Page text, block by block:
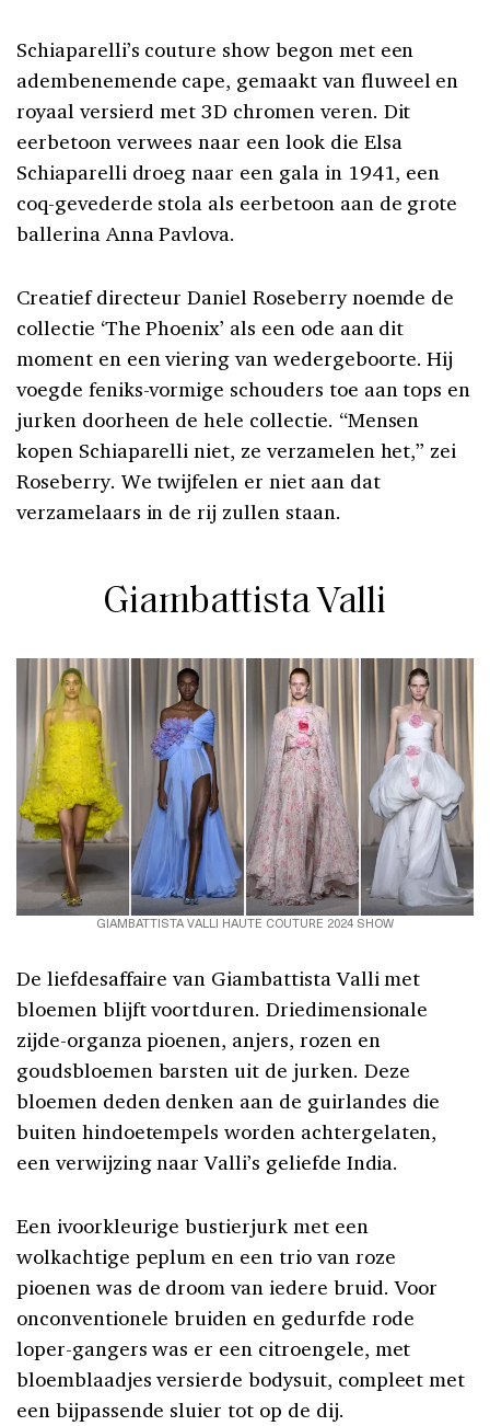
Schiaparelli’s couture show begon met een
adembenemende cape, gemaakt van fluweel en
royaal versierd met 3D chromen veren. Dit
eerbetoon verwees naar een look die Elsa
Schiaparelli droeg naar een gala in 1941, een
coq-gevederde stola als eerbetoon aan de grote
ballerina Anna Pavlova.
Creatief directeur Daniel Roseberry noemde de
collectie ‘The Phoenix’ als een ode aan dit
moment en een viering van wedergeboorte. Hij
voegde feniks-vormige schouders toe aan tops en
jurken doorheen de hele collectie. “Mensen
kopen Schiaparelli niet, ze verzamelen het,” zei
Roseberry. We twijfelen er niet aan dat
verzamelaars in de rij zullen staan.
Giambattista Valli
GIAMBATTISTA VALLI HAUTE COUTURE 2024 SHOW
De liefdesaffaire van Giambattista Valli met
bloemen blijft voortduren. Driedimensionale
zijde-organza pioenen, anjers, rozen en
goudsbloemen barsten uit de jurken. Deze
bloemen deden denken aan de guirlandes die
buiten hindoetempels worden achtergelaten,
een verwijzing naar Valli’s geliefde India.
Een ivoorkleurige bustierjurk met een
wolkachtige peplum en een trio van roze
pioenen was de droom van iedere bruid. Voor
onconventionele bruiden en gedurfde rode
loper-gangers was er een citroengele, met
bloemblaadjes versierde bodysuit, compleet met
een bijpassende sluier tot op de dij.